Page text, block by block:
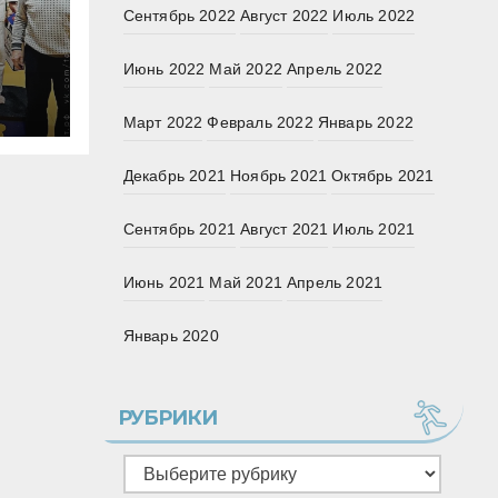
в
Сентябрь 2022 Август 2022 Июль 2022
Июнь 2022 Май 2022 Апрель 2022
Март 2022 Февраль 2022 Январь 2022
Декабрь 2021 Ноябрь 2021 Октябрь 2021
Сентябрь 2021 Август 2021 Июль 2021
Июнь 2021 Май 2021 Апрель 2021
Январь 2020
РУБРИКИ
Рубрики